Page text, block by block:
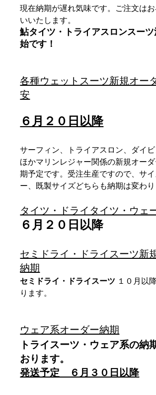
現在納期が遅れ気味です。ご注文は
いいたします。
鮎タイツ・トライアスロンスー
始です！
各種ウェットスーツ新規オー
安
６月２０日以降
サーフィン、トライアスロン、ダイ
ほかマリンレジャー関係の新規オー
期予定です。受注生産ですので、サ
ー、既製サイズどちらも納期は変わり
タイツ・ドライタイツ・ウェ
６月２０日以降
セミドライ・ドライスーツ新
納期
セミドライ・ドライスーツ １０月以
ります。
ウェア系オーダー納期
トライスーツ・ウェア系の納
おります。
発送予定　６月３０日以降